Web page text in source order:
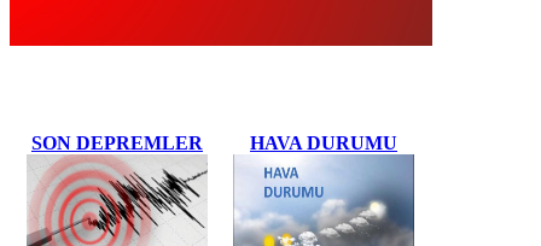
SON DEPREMLER HAVA DURUMU